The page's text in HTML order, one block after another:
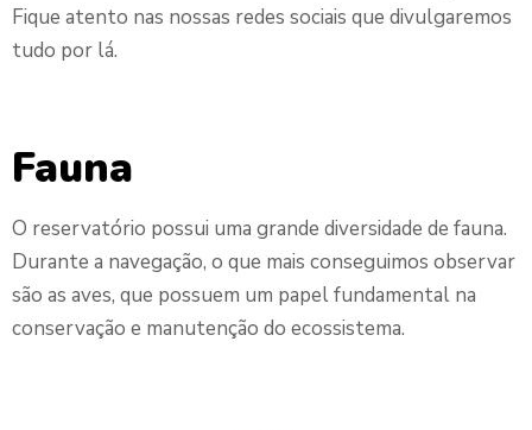
Fique atento nas nossas redes sociais que divulgaremos
tudo por lá.
Fauna
O reservatório possui uma grande diversidade de fauna.
Durante a navegação, o que mais conseguimos observar
são as aves, que possuem um papel fundamental na
conservação e manutenção do ecossistema.